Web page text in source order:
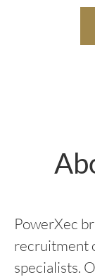
PowerXec
recruitment
specialists.